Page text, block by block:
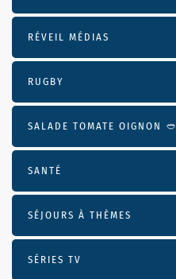
RÉVEIL MÉDIAS
RUGBY
SALADE TOMATE OIGNON 🥙
SANTÉ
SÉJOURS À THÈMES
SÉRIES TV